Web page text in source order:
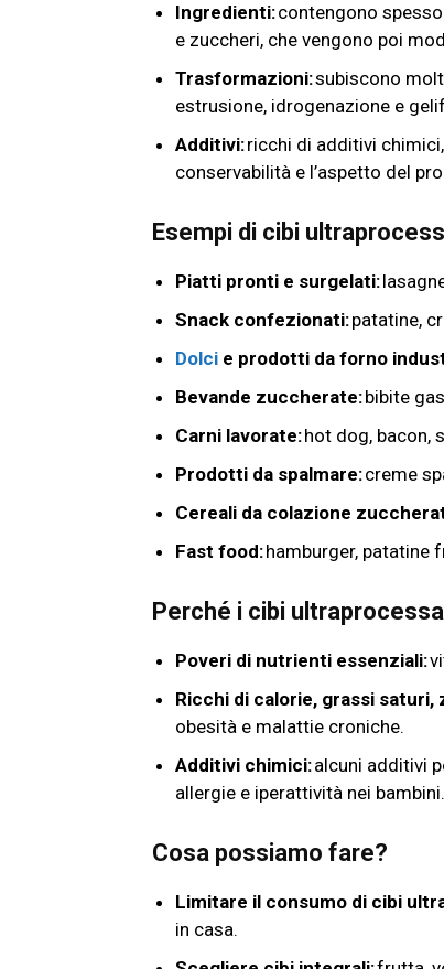
Ingredienti:contengono
e zuccheri, che vengono poi
Trasformazioni:subiscono
estrusione, idrogenazione e
Additivi:ricchi di additivi
conservabilità e l’aspetto del
Esempi di cibi
Piatti pronti e surgelati:
Snack confezionati:patatine,
Dolci e prodotti da forno
Bevande zuccherate:bibite
Carni lavorate:hot dog, bacon,
Prodotti da spalmare:creme
Cereali da colazione
Fast food:hamburger, patatine
Perché i cibi
Poveri di nutrienti essenziali:
Ricchi di calorie, grassi
obesità e malattie croniche.
Additivi chimici:alcuni additivi
allergie e iperattività nei bambini.
Cosa possiamo fare?
Limitare il consumo di cibi
in casa.